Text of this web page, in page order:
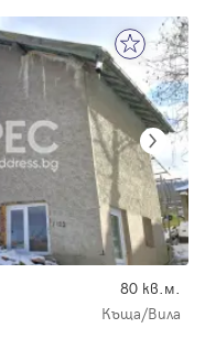
80 кв.м.
Къща/Вила